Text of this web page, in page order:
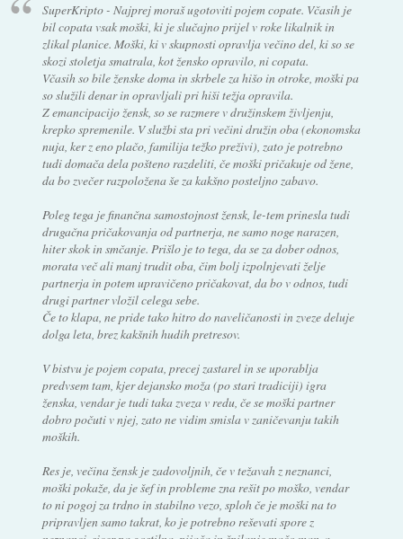
SuperKripto - Najprej moraš ugotoviti pojem copate. Včasih je
bil copata vsak moški, ki je slučajno prijel v roke likalnik in
zlikal planice. Moški, ki v skupnosti opravlja večino del, ki so se
skozi stoletja smatrala, kot žensko opravilo, ni copata.
Včasih so bile ženske doma in skrbele za hišo in otroke, moški pa
so služili denar in opravljali pri hiši težja opravila.
Z emancipacijo žensk, so se razmere v družinskem življenju,
krepko spremenile. V službi sta pri večini družin oba (ekonomska
nuja, ker z eno plačo, familija težko preživi), zato je potrebno
tudi domača dela pošteno razdeliti, če moški pričakuje od žene,
da bo zvečer razpoložena še za kakšno posteljno zabavo.
Poleg tega je finančna samostojnost žensk, le-tem prinesla tudi
drugačna pričakovanja od partnerja, ne samo noge narazen,
hiter skok in smčanje. Prišlo je to tega, da se za dober odnos,
morata več ali manj trudit oba, čim bolj izpolnjevati želje
partnerja in potem upravičeno pričakovat, da bo v odnos, tudi
drugi partner vložil celega sebe.
Če to klapa, ne pride tako hitro do naveličanosti in zveze deluje
dolga leta, brez kakšnih hudih pretresov.
V bistvu je pojem copata, precej zastarel in se uporablja
predvsem tam, kjer dejansko moža (po stari tradiciji) igra
ženska, vendar je tudi taka zveza v redu, če se moški partner
dobro počuti v njej, zato ne vidim smisla v zaničevanju takih
moških.
Res je, večina žensk je zadovoljnih, če v težavah z neznanci,
moški pokaže, da je šef in probleme zna rešit po moško, vendar
to ni pogoj za trdno in stabilno vezo, sploh če je moški na to
pripravljen samo takrat, ko je potrebno reševati spore z